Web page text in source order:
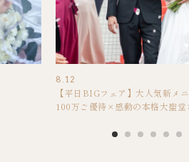
8.12
【平日BIGフェア】大人気新メ
100万ご優待×感動の本格大聖